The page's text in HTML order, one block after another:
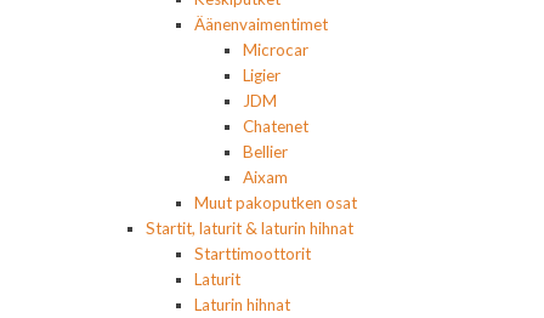
Äänenvaimentimet
Microcar
Ligier
JDM
Chatenet
Bellier
Aixam
Muut pakoputken osat
Startit, laturit & laturin hihnat
Starttimoottorit
Laturit
Laturin hihnat